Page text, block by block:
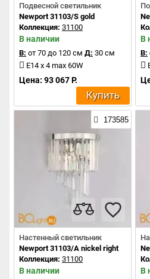
Подвесной светильник
Newport 31103/S gold
Коллекция: 31100
В наличии
В: от 70 до 120 см Д: 30 см
E14 x 4 max 60W
Цена: 93 067 Р.
Купить
В
В:
173585
Настенный светильник
Newport 31103/A nickel right
Коллекция: 31100
В наличии В